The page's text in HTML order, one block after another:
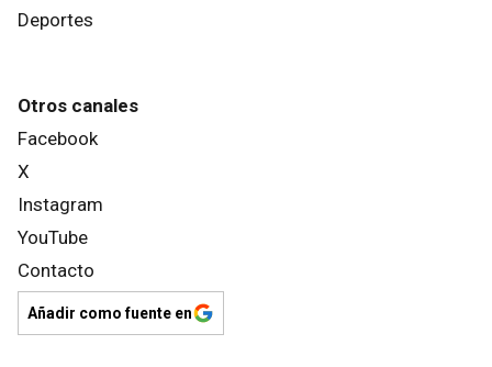
Deportes
Otros canales
Facebook
X
Instagram
YouTube
Contacto
Añadir como fuente en